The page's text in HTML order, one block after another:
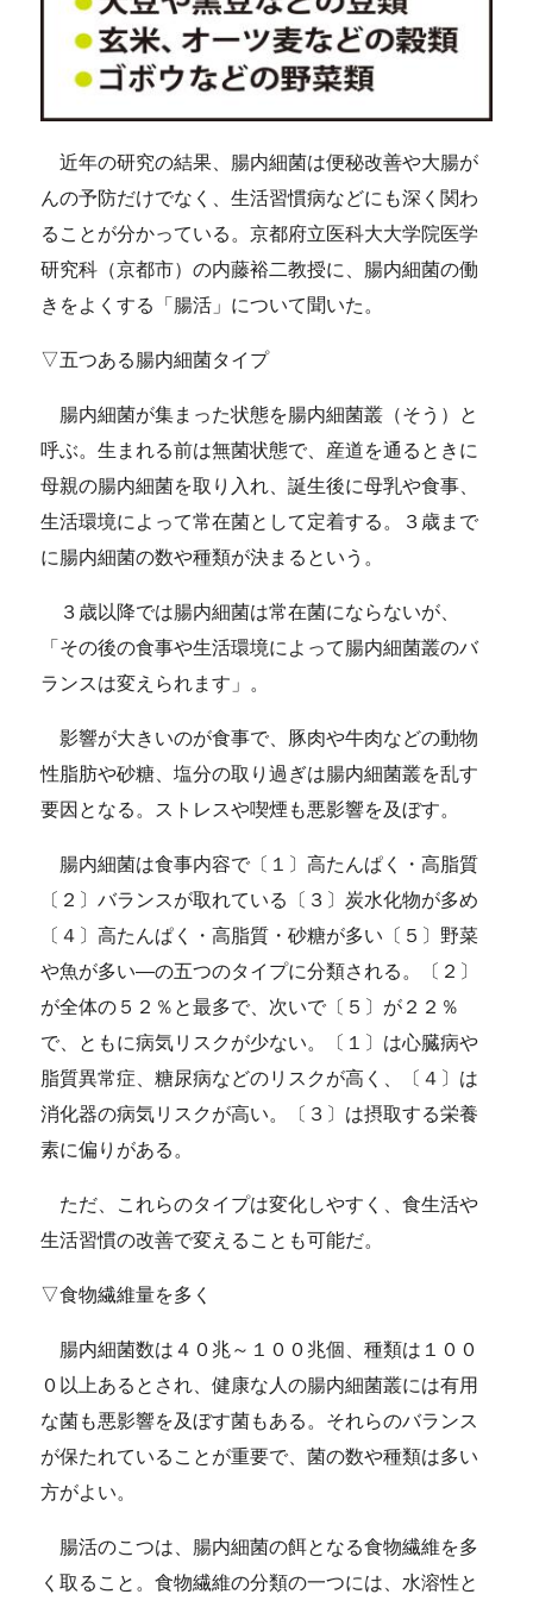
近年の研究の結果、腸内細菌は便秘改善や大腸が
んの予防だけでなく、生活習慣病などにも深く関わ
ることが分かっている。京都府立医科大大学院医学
研究科（京都市）の内藤裕二教授に、腸内細菌の働
きをよくする「腸活」について聞いた。
▽五つある腸内細菌タイプ
腸内細菌が集まった状態を腸内細菌叢（そう）と
呼ぶ。生まれる前は無菌状態で、産道を通るときに
母親の腸内細菌を取り入れ、誕生後に母乳や食事、
生活環境によって常在菌として定着する。３歳まで
に腸内細菌の数や種類が決まるという。
３歳以降では腸内細菌は常在菌にならないが、
「その後の食事や生活環境によって腸内細菌叢のバ
ランスは変えられます」。
影響が大きいのが食事で、豚肉や牛肉などの動物
性脂肪や砂糖、塩分の取り過ぎは腸内細菌叢を乱す
要因となる。ストレスや喫煙も悪影響を及ぼす。
腸内細菌は食事内容で〔１〕高たんぱく・高脂質
〔２〕バランスが取れている〔３〕炭水化物が多め
〔４〕高たんぱく・高脂質・砂糖が多い〔５〕野菜
や魚が多い―の五つのタイプに分類される。〔２〕
が全体の５２％と最多で、次いで〔５〕が２２％
で、ともに病気リスクが少ない。〔１〕は心臓病や
脂質異常症、糖尿病などのリスクが高く、〔４〕は
消化器の病気リスクが高い。〔３〕は摂取する栄養
素に偏りがある。
ただ、これらのタイプは変化しやすく、食生活や
生活習慣の改善で変えることも可能だ。
▽食物繊維量を多く
腸内細菌数は４０兆～１００兆個、種類は１００
０以上あるとされ、健康な人の腸内細菌叢には有用
な菌も悪影響を及ぼす菌もある。それらのバランス
が保たれていることが重要で、菌の数や種類は多い
方がよい。
腸活のこつは、腸内細菌の餌となる食物繊維を多
く取ること。食物繊維の分類の一つには、水溶性と